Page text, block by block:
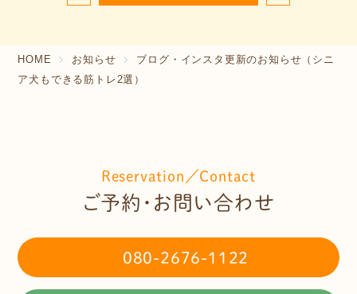
HOME お知らせ
ブログ・インスタ更新のお知らせ（シニ
ア犬もできる筋トレ2選）
Reservation／Contact
ご予約・お問い合わせ
080-2676-1122